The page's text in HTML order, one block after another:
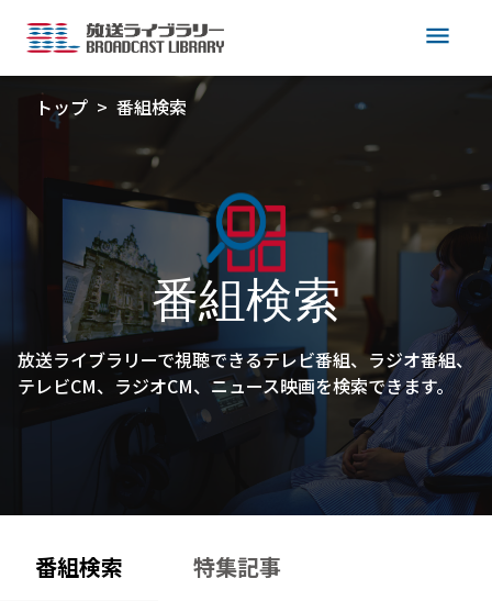
menu
トップ 番組検索
番組検索
放送ライブラリーで視聴できるテレビ番組、ラジオ番組、
テレビCM、ラジオCM、ニュース映画を検索できます。
番組検索 特集記事